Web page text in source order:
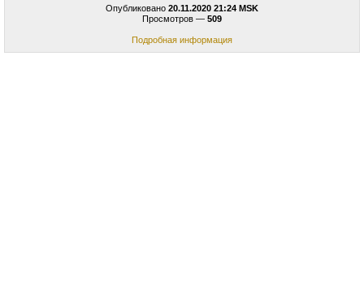
Опубликовано 20.11.2020 21:24 MSK
Просмотров — 509
Подробная информация